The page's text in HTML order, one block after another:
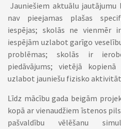
Jauniešiem aktuālu
nav pieejamas plašas
iespējas; skolās ne vienmēr
iespējām uzlabot garīgo
problēmas; skolās ir
piedāvājums; vietējā
uzlabot jauniešu fizisko
Līdz mācību gada beigām
kopā ar vienaudžiem īstenos
pašvaldību vēlēšanu